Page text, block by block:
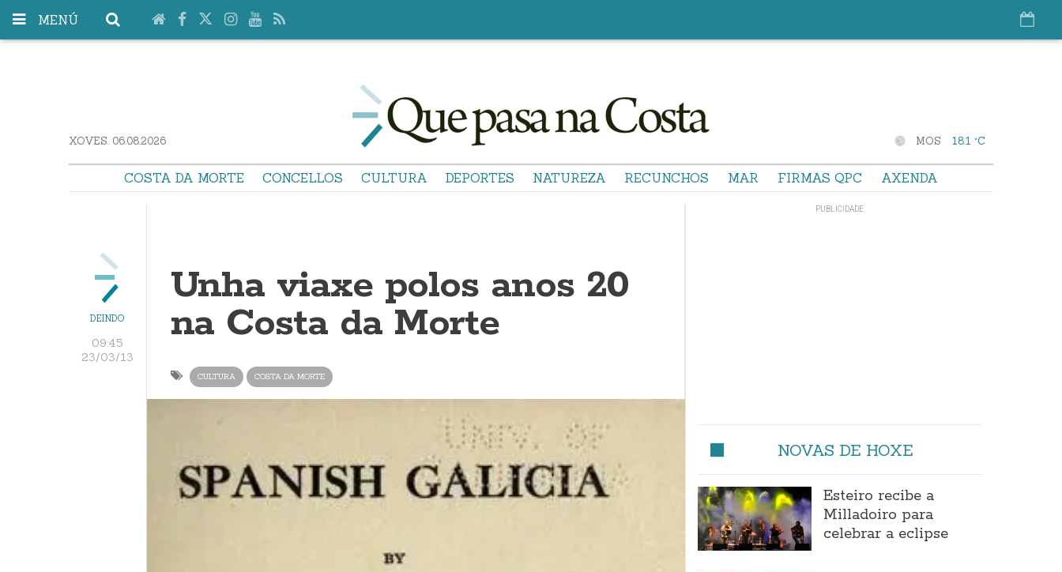
MENÚ
XOVES. 06.08.2026 MOS 18.1 °C
COSTA DA MORTE CONCELLOS CULTURA DEPORTES NATUREZA RECUNCHOS MAR FIRMAS QPC AXENDA
DEINDO
09:45
23/03/13
Unha viaxe polos anos 20
na Costa da Morte
CULTURA COSTA DA MORTE
NOVAS DE HOXE
Esteiro recibe a
Milladoiro para
celebrar a eclipse